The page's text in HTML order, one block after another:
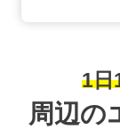
1日
周辺の